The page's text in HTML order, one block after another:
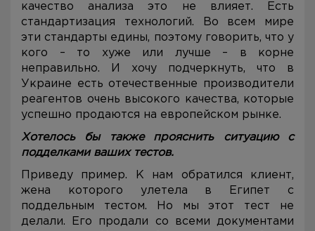
качество анализа это не влияет. Есть
стандартизация технологий. Во всем мире
эти стандарты едины, поэтому говорить, что у
кого – то хуже или лучше – в корне
неправильно. И хочу подчеркнуть, что в
Украине есть отечественные производители
реагентов очень высокого качества, которые
успешно продаются на европейском рынке.
Хотелось бы также прояснить ситуацию с
подделками ваших тестов.
Приведу пример. К нам обратился клиент,
жена которого улетела в Египет с
поддельным тестом. Но мы этот тест не
делали. Его продали со всеми документами